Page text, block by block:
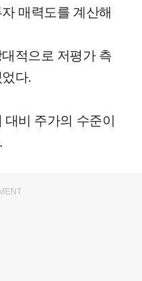
매력도를 계산해
적으로 저평가 측
다.
비 주가의 수준이